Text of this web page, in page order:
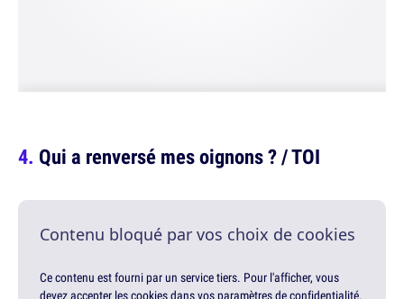
Qui a renversé mes oignons ? / TOI
Contenu bloqué par vos choix de cookies
Ce contenu est fourni par un service tiers. Pour l'afficher, vous
devez accepter les cookies dans vos paramètres de confidentialité.